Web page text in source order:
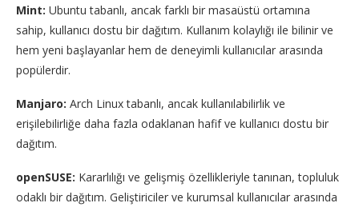
Mint: Ubuntu tabanlı, ancak farklı bir masaüstü ortamına
sahip, kullanıcı dostu bir dağıtım. Kullanım kolaylığı ile bilinir ve
hem yeni başlayanlar hem de deneyimli kullanıcılar arasında
popülerdir.
Manjaro: Arch Linux tabanlı, ancak kullanılabilirlik ve
erişilebilirliğe daha fazla odaklanan hafif ve kullanıcı dostu bir
dağıtım.
openSUSE: Kararlılığı ve gelişmiş özellikleriyle tanınan, topluluk
odaklı bir dağıtım. Geliştiriciler ve kurumsal kullanıcılar arasında